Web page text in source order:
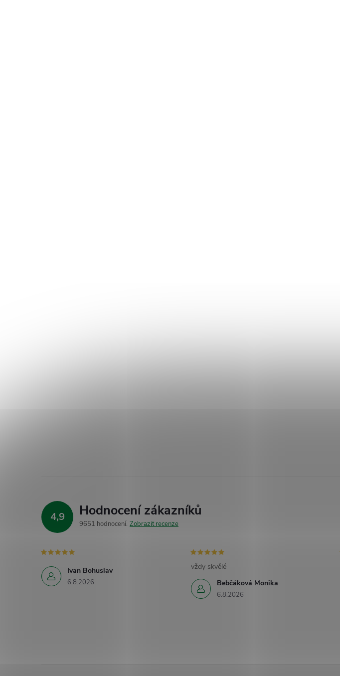
4,9 Hodnocení zákazníků
9651 hodnocení Zobrazit recenze
Ivan Bohuslav
6.8.2026 Bebčáková Monika
6.8.2026
vždy skvělé